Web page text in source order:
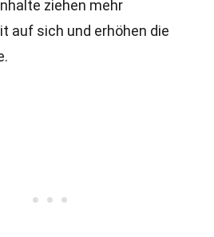
ziehen mehr
auf sich und erhöhen die